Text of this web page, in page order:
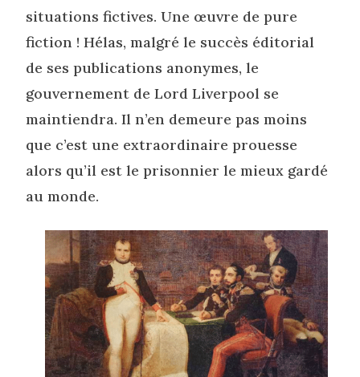
situations fictives. Une œuvre de pure
fiction ! Hélas, malgré le succès éditorial
de ses publications anonymes, le
gouvernement de Lord Liverpool se
maintiendra. Il n’en demeure pas moins
que c’est une extraordinaire prouesse
alors qu’il est le prisonnier le mieux gardé
au monde.